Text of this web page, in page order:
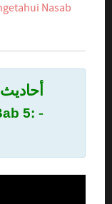
Nasab
-
5: